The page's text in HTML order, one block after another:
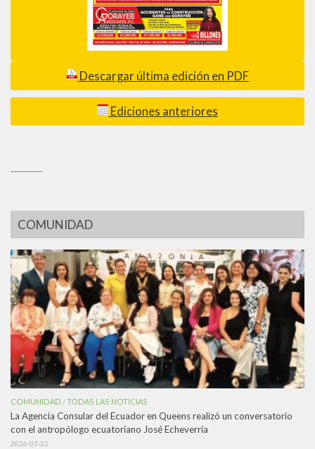
Descargar última edición en PDF
Ediciones anteriores
COMUNIDAD
COMUNIDAD /TODAS LAS NOTICIAS
La Agencia Consular del Ecuador en Queens realizó un conversatorio
con el antropólogo ecuatoriano José Echeverría
2026-07-22